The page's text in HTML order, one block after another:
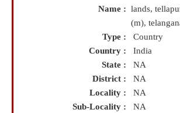
Name : lands,
(m),
Type :
Country
Country :
India
State :
NA
District :
NA
Locality :
NA
Sub-Locality :
NA